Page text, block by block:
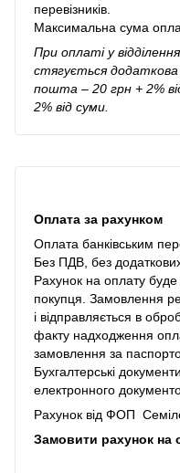
перевізників.
Максимальна сума
При оплаті у
стягується
пошта – 20 грн + 2%
2% від суми.
Оплата за рахунком
Оплата банківським
Без ПДВ, без додаткових
Рахунок на оплату
покупця. Замовлення
і відправляється в
факту надходження
замовлення за
Бухгалтерські
електронного
Рахунок від ФОП
Замовити рахунок на